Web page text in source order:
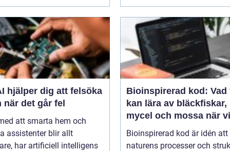
hjälper dig att felsöka
när det går fel
att smarta hem och
assistenter blir allt
har artificiell intelligens
Bioinspirerad kod: Vad
kan lära av bläckfiskar,
mycel och mossa när vi
bygger nya system
Bioinspirerad kod är idén
naturens processer och